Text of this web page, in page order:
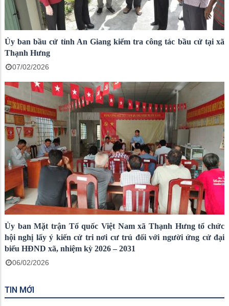
Ủy ban bầu cử tỉnh An Giang kiểm tra công tác bầu cử tại xã
Thạnh Hưng
07/02/2026
Ủy ban Mặt trận Tổ quốc Việt Nam xã Thạnh Hưng tổ chức
hội nghị lấy ý kiến cử tri nơi cư trú đối với người ứng cử đại
biểu HĐND xã, nhiệm kỳ 2026 – 2031
06/02/2026
TIN MỚI